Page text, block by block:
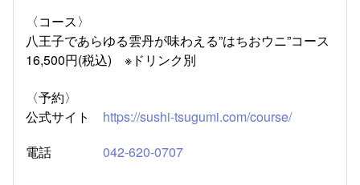
〈コース〉
八王子であらゆる雲丹が味わえる”はちおウニ”コース
16,500円(税込) ※ドリンク別
〈予約〉
公式サイト https://sushi-tsugumi.com/course/
電話 042-620-0707